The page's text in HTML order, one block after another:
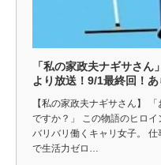
「私の家政夫ナギサさ
より放送！9/1最終回！
【私の家政夫ナギサさん】
ですか？」 この物語のヒロ
バリバリ働くキャリ女子。
で生活力ゼロ…